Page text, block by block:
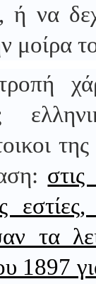
ή να
μοίρα
τα
1897